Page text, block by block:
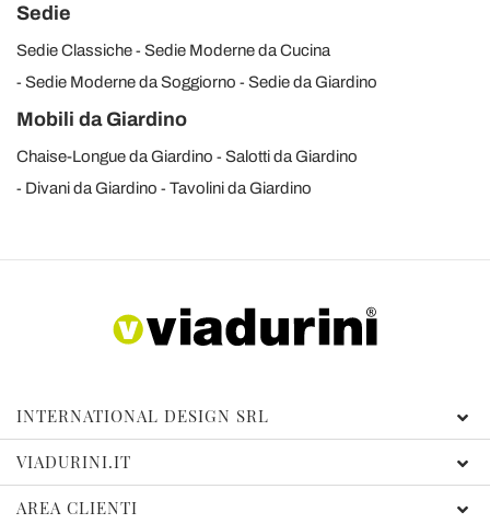
Sedie
Sedie Classiche
Sedie Moderne da Cucina
Sedie Moderne da Soggiorno
Sedie da Giardino
Mobili da Giardino
Chaise-Longue da Giardino
Salotti da Giardino
Divani da Giardino
Tavolini da Giardino
INTERNATIONAL DESIGN SRL
VIADURINI.IT
AREA CLIENTI